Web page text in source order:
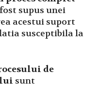
supus unei
acestui suport
susceptibila la
de
sunt